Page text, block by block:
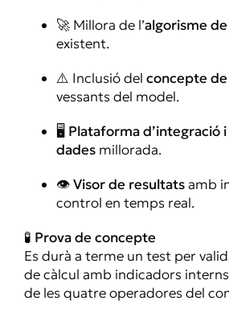
🚀 Millora de l’algorisme
existent.
⚠️ Inclusió del concepte de
vessants del model.
🖥️ Plataforma d’integració
dades millorada.
👁️Visor de resultatsamb
control en temps real.
🧪 Prova de concepte
Es durà a terme un test per
de càlcul amb indicadors interns
de les quatre operadores del